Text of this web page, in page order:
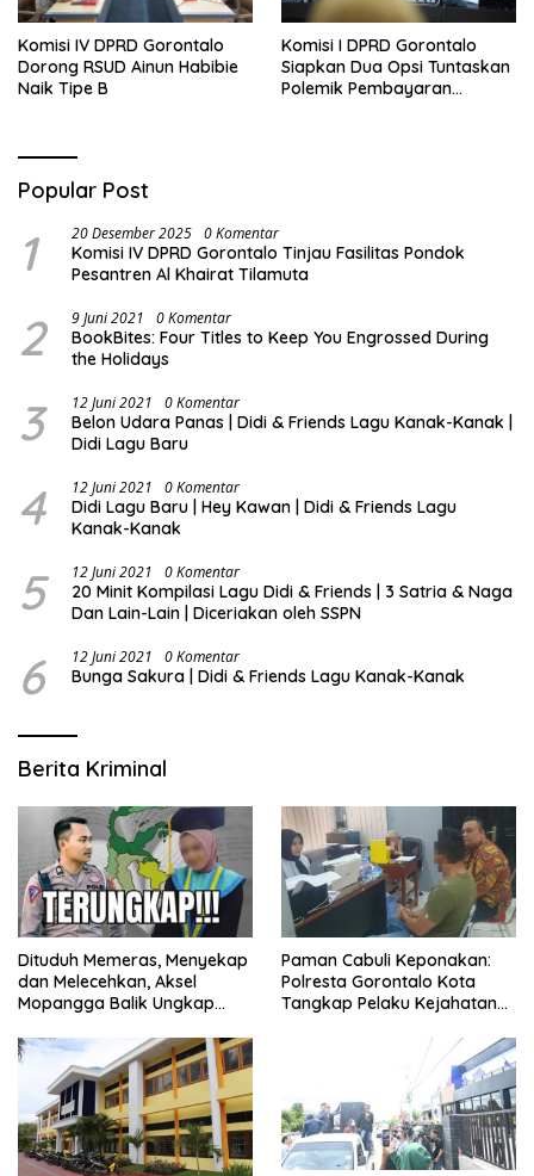
Komisi IV DPRD Gorontalo
Dorong RSUD Ainun Habibie
Naik Tipe B
Komisi I DPRD Gorontalo
Siapkan Dua Opsi Tuntaskan
Polemik Pembayaran
Popular Post
1 20 Desember 2025 0 Komentar
Komisi IV DPRD Gorontalo Tinjau Fasilitas Pondok
Pesantren Al Khairat Tilamuta
2 9 Juni 2021 0 Komentar
BookBites: Four Titles to Keep You Engrossed During
the Holidays
3 12 Juni 2021 0 Komentar
Belon Udara Panas | Didi & Friends Lagu Kanak-Kanak |
Didi Lagu Baru
4 12 Juni 2021 0 Komentar
Didi Lagu Baru | Hey Kawan | Didi & Friends Lagu
Kanak-Kanak
5 12 Juni 2021 0 Komentar
20 Minit Kompilasi Lagu Didi & Friends | 3 Satria & Naga
Dan Lain-Lain | Diceriakan oleh SSPN
6 12 Juni 2021 0 Komentar
Bunga Sakura | Didi & Friends Lagu Kanak-Kanak
Berita Kriminal
Dituduh Memeras, Menyekap
dan Melecehkan, Aksel
Mopangga Balik Ungkap
Paman Cabuli Keponakan:
Polresta Gorontalo Kota
Tangkap Pelaku Kejahatan